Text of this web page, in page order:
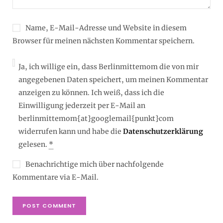
Name, E-Mail-Adresse und Website in diesem
Browser für meinen nächsten Kommentar speichern.
Ja, ich willige ein, dass Berlinmittemom die von mir
angegebenen Daten speichert, um meinen Kommentar
anzeigen zu können. Ich weiß, dass ich die
Einwilligung jederzeit per E-Mail an
berlinmittemom{at}googlemail{punkt}com
widerrufen kann und habe die Datenschutzerklärung
gelesen. *
Benachrichtige mich über nachfolgende
Kommentare via E-Mail.